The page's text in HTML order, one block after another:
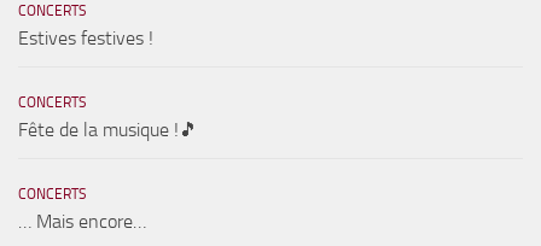
CONCERTS
Estives festives !
CONCERTS
Fête de la musique !🎵
CONCERTS
… Mais encore…